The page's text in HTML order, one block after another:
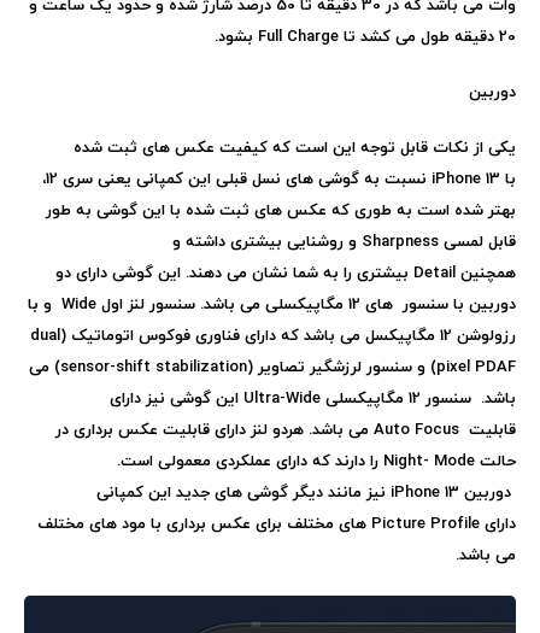
وات می باشد که در 30 دقیقه تا 50 درصد شارژ شده و حدود یک ساعت و
20 دقیقه طول می کشد تا
Full Charge بشود.
دوربین
یکی از نکات قابل توجه این است که کیفیت عکس های ثبت شده
با iPhone 13
نسبت به گوشی های نسل قبلی این کمپانی یعنی سری 12،
بهتر شده است به طوری که عکس های ثبت شده با این گوشی به طور
قابل لمسی Sharpness و روشنایی بیشتری داشته و
همچنین Detail بیشتری را به شما نشان می دهند. این گوشی دارای دو
دوربین با سنسور های 12 مگاپیکسلی می باشد. سنسور لنز اول
Wide و با
رزولوشن 12 مگاپیکسل می باشد که دارای فناوری فوکوس اتوماتیک (
dual
pixel PDAF) و سنسور لرزشگیر تصاویر (sensor-shift stabilization) می
باشد. سنسور 12 مگاپیکسلی
Ultra-Wide این گوشی نیز دارای
قابلیت Auto Focus می باشد. هردو لنز دارای قابلیت عکس برداری در
حالت Night- Mode را دارند که دارای عملکردی معمولی است.
دوربین iPhone 13 نیز مانند دیگر گوشی های جدید این کمپانی
دارای Picture Profile های مختلف برای عکس برداری با مود های مختلف
می باشد.